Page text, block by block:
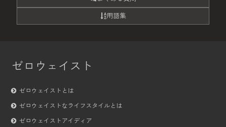
用語集
ゼロウェイスト
ゼロウェイストとは
ゼロウェイストなライフスタイルとは
ゼロウェイストアイディア